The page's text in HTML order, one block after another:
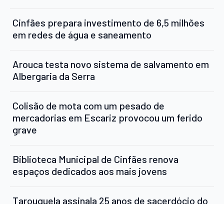
Cinfães prepara investimento de 6,5 milhões
em redes de água e saneamento
Arouca testa novo sistema de salvamento em
Albergaria da Serra
Colisão de mota com um pesado de
mercadorias em Escariz provocou um ferido
grave
Biblioteca Municipal de Cinfães renova
espaços dedicados aos mais jovens
Tarouquela assinala 25 anos de sacerdócio do